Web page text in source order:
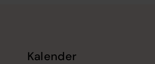
Kalender